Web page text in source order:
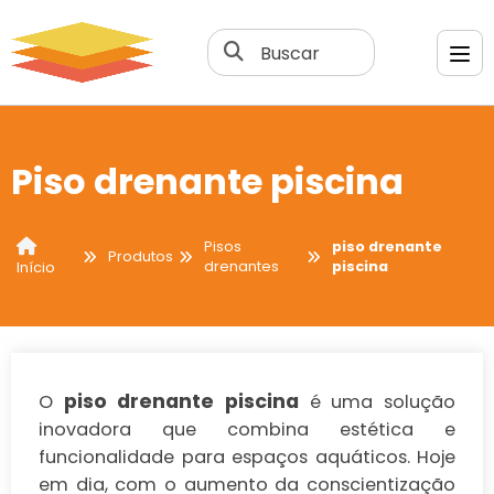
Buscar
Piso drenante piscina
Início
Produtos
Pisos
drenantes
piso drenante
piscina
O piso drenante piscina é uma solução
inovadora que combina estética e
funcionalidade para espaços aquáticos. Hoje
em dia, com o aumento da conscientização